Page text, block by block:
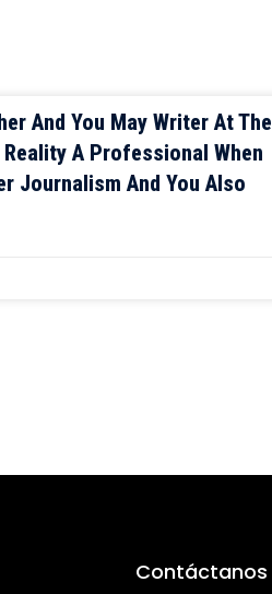
And You May Writer At The
A Professional When
Journalism And You Also
Contáctanos